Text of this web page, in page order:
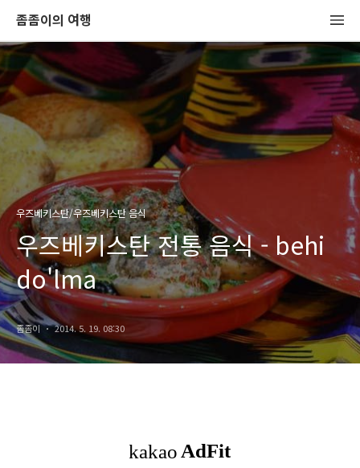
좀좀이의 여행
우즈베키스탄/우즈베키스탄 음식
우즈베키스탄 전통 음식 - behi
do'lma
좀좀이 2014. 5. 19. 08:30